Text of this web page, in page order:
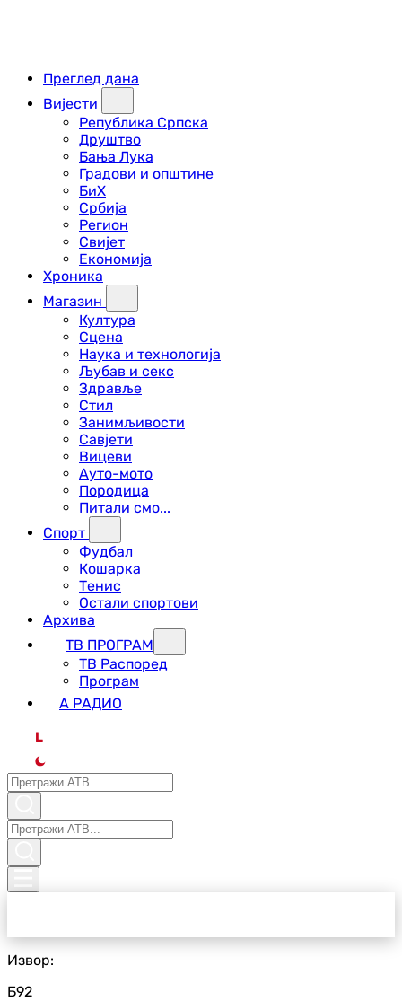
Преглед дана
Вијести
Република Српска
Друштво
Бања Лука
Градови и општине
БиХ
Србија
Регион
Свијет
Економија
Хроника
Магазин
Култура
Сцена
Наука и технологија
Љубав и секс
Здравље
Стил
Занимљивости
Савјети
Вицеви
Ауто-мото
Породица
Питали смо...
Спорт
Фудбал
Кошарка
Тенис
Остали спортови
Архива
ТВ ПРОГРАМ
ТВ Распоред
Програм
А РАДИО
L
Извор:
Б92